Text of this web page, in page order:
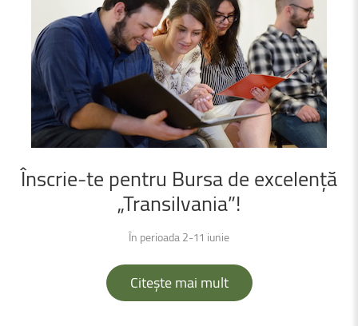
Înscrie-te pentru Bursade excelență
„Transilvania”!
În perioada 2-11 iunie
Citește mai mult